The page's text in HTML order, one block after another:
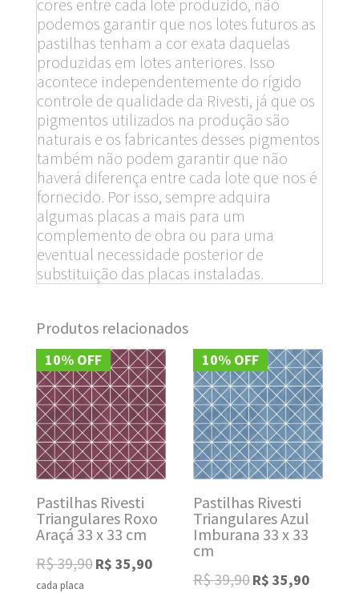
cores entre cada lote produzido, não
podemos garantir que nos lotes futuros as
pastilhas tenham a cor exata daquelas
produzidas em lotes anteriores. Isso
acontece independentemente do rígido
controle de qualidade da Rivesti, já que os
pigmentos utilizados na produção são
naturais e os fabricantes desses pigmentos
também não podem garantir que não
haverá diferença entre cada lote que nos é
fornecido. Por isso, sempre adquira
algumas placas a mais para um
complemento de obra ou para uma
eventual necessidade posterior de
substituição das placas instaladas.
Produtos relacionados
10% OFF
Pastilhas Rivesti
Triangulares Roxo
Araçá 33 x 33 cm
R$39,90 Original
R$ 35,90Current
cada placa
10% OFF
Pastilhas Rivesti
Triangulares Azul
Imburana 33 x 33
cm
R$39,90 Original
R$ 35,90